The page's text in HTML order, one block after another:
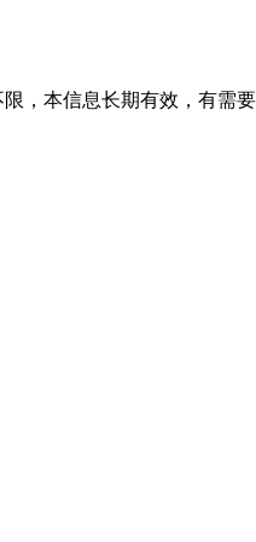
，本信息长期有效，有需